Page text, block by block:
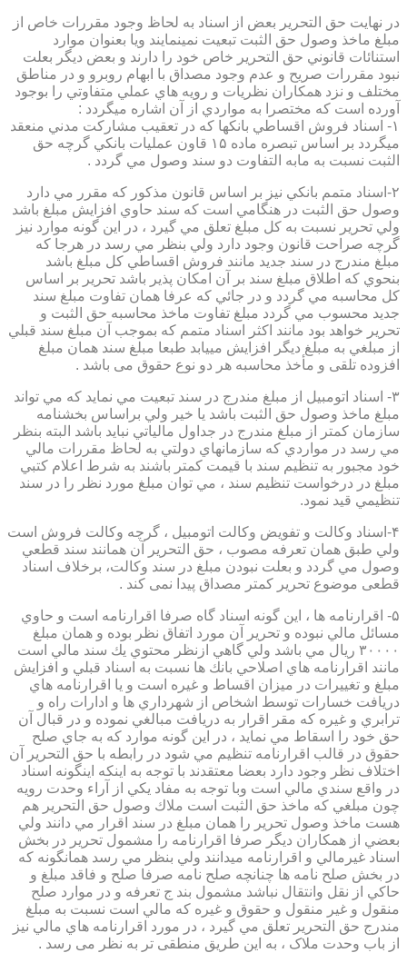
در نهايت حق التحرير بعض از اسناد به لحاظ وجود مقررات خاص از
مبلغ ماخذ وصول حق الثبت تبعيت نمينمايند ويا بعنوان موارد
استنائات قانوني حق التحرير خاص خود را دارند و بعض ديگر بعلت
نبود مقررات صريح و عدم وجود مصداق با ابهام روبرو و در مناطق
مختلف و نزد همكاران نظريات و رويه هاي عملي متفاوتي را بوجود
آورده است كه مختصرا به مواردي از آن اشاره ميگردد :
۱- اسناد فروش اقساطي بانكها كه در تعقيب مشاركت مدني منعقد
ميگردد بر اساس تبصره ماده ۱۵ قاون عمليات بانكي گرچه حق
الثبت نسبت به مابه التفاوت دو سند وصول مي گردد .
۲-اسناد متمم بانكي نيز بر اساس قانون مذكور كه مقرر مي دارد
وصول حق الثبت در هنگامي است كه سند حاوي افزايش مبلغ باشد
ولي تحرير نسبت به كل مبلغ تعلق مي گيرد ، در اين گونه موارد نيز
گرچه صراحت قانون وجود دارد ولي بنظر مي رسد در هرجا كه
مبلغ مندرج در سند جديد مانند فروش اقساطي كل مبلغ باشد
بنحوي كه اطلاق مبلغ سند بر آن امكان پذير باشد تحرير بر اساس
كل محاسبه مي گردد و در جائي كه عرفا همان تفاوت مبلغ سند
جديد محسوب مي گردد مبلغ تفاوت ماخذ محاسبه حق الثبت و
تحرير خواهد بود مانند اكثر اسناد متمم كه بموجب آن مبلغ سند قبلي
از مبلغي به مبلغ ديگر افزايش مييابد طبعا مبلغ سند همان مبلغ
افزوده تلقی و مأخذ محاسبه هر دو نوع حقوق می باشد .
۳- اسناد اتومبيل از مبلغ مندرج در سند تبعيت مي نمايد كه مي تواند
مبلغ ماخذ وصول حق الثبت باشد يا خير ولي براساس بخشنامه
سازمان كمتر از مبلغ مندرج در جداول مالياتي نبايد باشد البته بنظر
مي رسد در مواردي كه سازمانهاي دولتي به لحاظ مقررات مالي
خود مجبور به تنظيم سند با قيمت كمتر باشند به شرط اعلام كتبي
مبلغ در درخواست تنظيم سند ، مي توان مبلغ مورد نظر را در سند
تنظيمي قيد نمود.
۴-اسناد وكالت و تفويض وكالت اتومبيل ، گرچه وكالت فروش است
ولي طبق همان تعرفه مصوب ، حق التحرير آن همانند سند قطعي
وصول مي گردد و بعلت نبودن مبلغ در سند وكالت، برخلاف اسناد
قطعی موضوع تحریر کمتر مصداق پیدا نمی کند .
۵- اقرارنامه ها ، اين گونه اسناد گاه صرفا اقرارنامه است و حاوي
مسائل مالي نبوده و تحرير آن مورد اتفاق نظر بوده و همان مبلغ
۳۰۰۰۰ ريال مي باشد ولي گاهي ازنظر محتوي يك سند مالي است
مانند اقرارنامه هاي اصلاحي بانك ها نسبت به اسناد قبلي و افزايش
مبلغ و تغييرات در ميزان اقساط و غيره است و يا اقرارنامه هاي
دريافت خسارات توسط اشخاص از شهرداري ها و ادارات راه و
ترابري و غيره كه مقر اقرار به دريافت مبالغي نموده و در قبال آن
حق خود را اسقاط مي نمايد ، در اين گونه موارد كه به جاي صلح
حقوق در قالب اقرارنامه تنظيم مي شود در رابطه با حق التحرير آن
اختلاف نظر وجود دارد بعضا معتقدند با توجه به اينكه اينگونه اسناد
در واقع سندي مالي است وبا توجه به مفاد يكي از آراء وحدت رويه
چون مبلغي كه ماخذ حق الثبت است ملاك وصول حق التحرير هم
هست ماخذ وصول تحرير را همان مبلغ در سند اقرار مي دانند ولي
بعضي از همكاران ديگر صرفا اقرارنامه را مشمول تحرير در بخش
اسناد غيرمالي و اقرارنامه ميدانند ولي بنظر مي رسد همانگونه كه
در بخش صلح نامه ها چنانچه صلح نامه صرفا صلح و فاقد مبلغ و
حاكي از نقل وانتقال نباشد مشمول بند ج تعرفه و در موارد صلح
منقول و غير منقول و حقوق و غيره كه مالي است نسبت به مبلغ
مندرج حق التحرير تعلق مي گيرد ، در مورد اقرارنامه هاي مالي نيز
از باب وحدت ملاک ، به این طریق منطقی تر به نظر می رسد .